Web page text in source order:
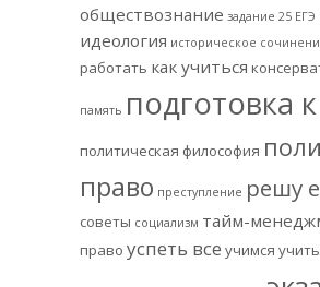
обществознание задание 25
идеология историческое
работать как учиться
память подготовка
политическая философия
право преступление решу
советы социализм тайм-
право успеть все учимся